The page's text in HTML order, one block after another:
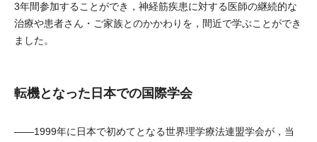
3年間参加することができ，神経筋疾患に対する医師の継続的な
治療や患者さん・ご家族とのかかわりを，間近で学ぶことができ
ました。
転機となった日本での国際学会
――1999年に日本で初めてとなる世界理学療法連盟学会が，当